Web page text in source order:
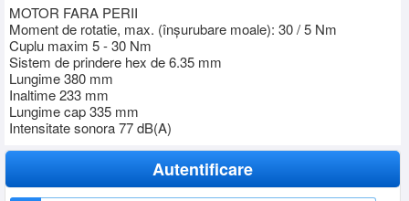
MOTOR FARA PERII
Moment de rotatie, max. (înșurubare moale): 30 / 5 Nm
Cuplu maxim 5 - 30 Nm
Sistem de prindere hex de 6.35 mm
Lungime 380 mm
Inaltime 233 mm
Lungime cap 335 mm
Intensitate sonora 77 dB(A)
Autentificare